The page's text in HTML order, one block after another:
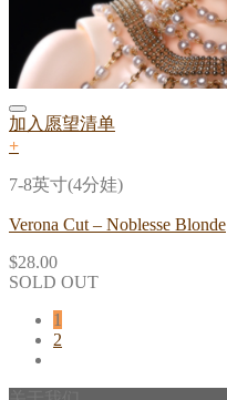
加入愿望清单
+
7-8英寸(4分娃)
Verona Cut – Noblesse Blonde
$28.00
SOLD OUT
1
2